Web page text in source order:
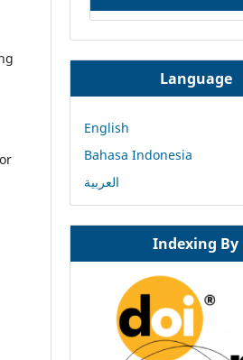
Language
English
Bahasa Indonesia
العربية
Indexing By